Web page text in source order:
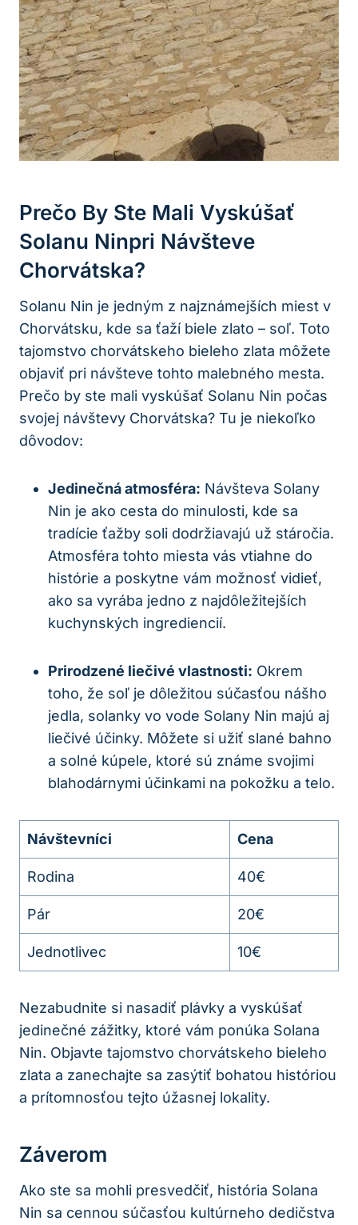
Prečo By Ste Mali Vyskúšať
Solanu Ninpri Návšteve
Chorvátska?
Solanu Nin je jedným z najznámejších miest v
Chorvátsku, kde sa ťaží biele zlato – soľ. Toto
tajomstvo chorvátskeho bieleho zlata môžete
objaviť pri návšteve tohto malebného mesta.
Prečo by ste mali vyskúšať Solanu Nin počas
svojej návštevy Chorvátska? Tu je niekoľko
dôvodov:
Jedinečná atmosféra: Návšteva Solany
Nin je ako cesta do minulosti, kde sa
tradície ťažby soli dodržiavajú už stáročia.
Atmosféra tohto miesta vás vtiahne do
histórie a poskytne vám možnosť vidieť,
ako sa vyrába jedno z najdôležitejších
kuchynských ingrediencií.
Prirodzené liečivé vlastnosti: Okrem
toho, že soľ je dôležitou súčasťou nášho
jedla, solanky vo vode Solany Nin majú aj
liečivé účinky. Môžete si užiť slané bahno
a solné kúpele, ktoré sú známe svojimi
blahodárnymi účinkami na pokožku a telo.
Návštevníci Cena
Rodina 40€
Pár 20€
Jednotlivec 10€
Nezabudnite si nasadiť plávky a vyskúšať
jedinečné zážitky, ktoré vám ponúka Solana
Nin. Objavte tajomstvo chorvátskeho bieleho
zlata a zanechajte sa zasýtiť bohatou históriou
a prítomnosťou tejto úžasnej lokality.
Záverom
Ako ste sa mohli presvedčiť, história Solana
Nin sa cennou súčasťou kultúrneho dedičstva